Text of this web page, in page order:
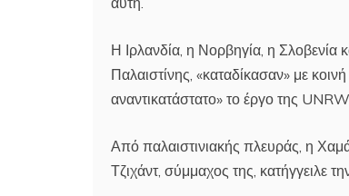
Η Ιρλανδία, η Νορβηγία, η Σλοβενία
Παλαιστίνης, «καταδίκασαν» με
αναντικατάστατο» το έργο της
Από παλαιστινιακής πλευράς, η
Τζιχάντ, σύμμαχος της, κατήγγειλε